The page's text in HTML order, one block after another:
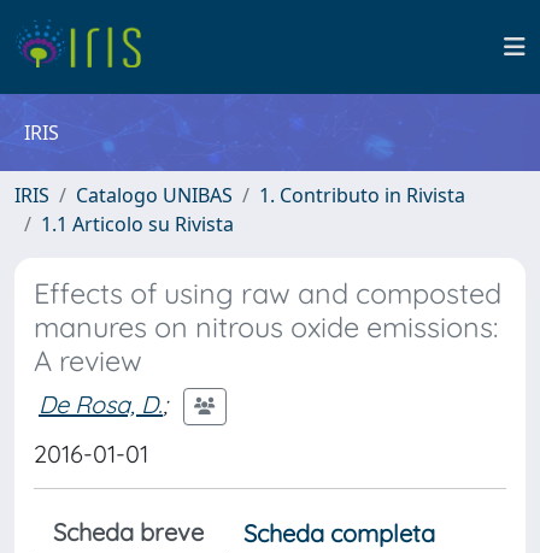
IRIS
IRIS Catalogo UNIBAS
1. Contributo in Rivista
1.1 Articolo su Rivista
Effects of using raw and composted
manures on nitrous oxide emissions:
A review
De Rosa, D.;
2016-01-01
Scheda breve
Scheda completa